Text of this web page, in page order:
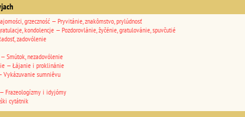
grzeczność — Pryvitánie, znakômstvo, prylúdnosť
kondolencje — Pozdorovlánie, žyčénie, gratulovánie, spuvčutié
zadovólenie
Smútok, nezadovólenie
— Łájanie i proklinánie
Vykázuvanie sumniêvu
Frazeologízmy i idyjómy
cytátnik